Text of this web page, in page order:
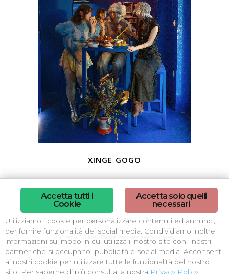
xinge gogo
© Copyright B-arch 2018
Privacy Policy Reset cookies preferences
Accetta solo quelli
necessari
Accetta tutti i
Cookie
Utilizziamo i cookie per personalizzare contenuti ed annunci,
per fornire funzionalità dei social media. Condividiamo inoltre
informazioni sul modo in cui utilizza il nostro sito con i nostri
partner che si occupano pubblicità e social media. Acconsenti
ai nostri cookie per utilizzare tutte le funzionalità del nostro
sito. Per saperne di più consulta la nostra Privacy Policy